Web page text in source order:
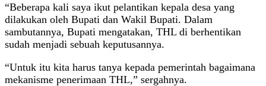
“Beberapa kali saya ikut pelantikan kepala desa yang
dilakukan oleh Bupati dan Wakil Bupati. Dalam
sambutannya, Bupati mengatakan, THL di berhentikan
sudah menjadi sebuah keputusannya.
“Untuk itu kita harus tanya kepada pemerintah bagaimana
mekanisme penerimaan THL,” sergahnya.